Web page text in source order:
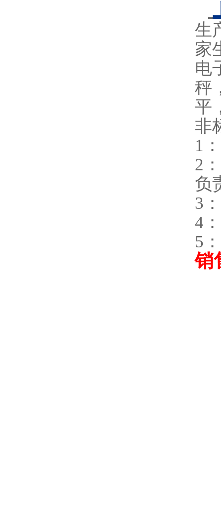
生
家
电
秤
平
非
1
2
负
3
4
5
销